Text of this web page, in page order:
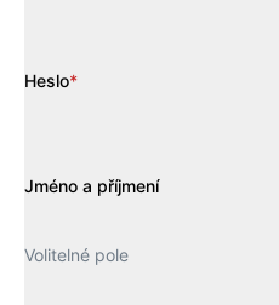
Heslo*
Jméno a příjmení
Volitelné pole